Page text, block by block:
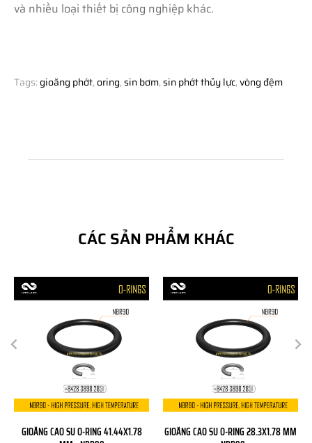
và nhiều loại thiết bị công nghiệp khác.
Tags: gioăng phớt, oring,sin bơm,sin phớt thủy lực,vòng đệm
CÁC SẢN PHẨM KHÁC
GIOĂNG CAO SU O-RING 41.44X1.78
GIOĂNG CAO SU O-RING 28.3X1.78 MM